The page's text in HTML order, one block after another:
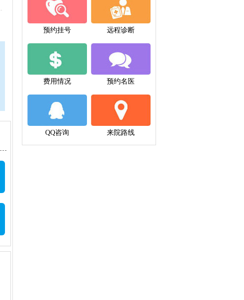
预约挂号 远程诊断
费用情况 预约名医
QQ咨询 来院路线